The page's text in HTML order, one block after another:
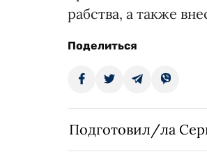
рабства, а также
Поделиться
Подготовил/ла